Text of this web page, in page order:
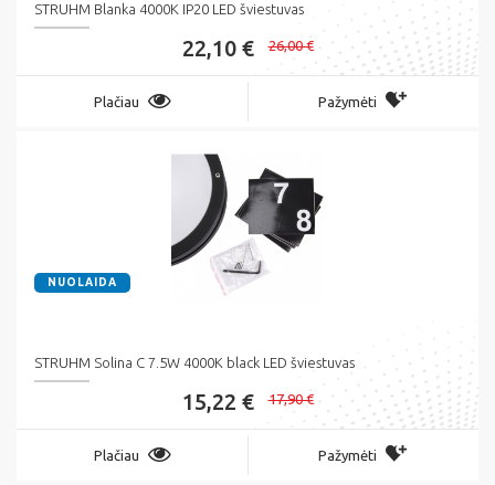
STRUHM Blanka 4000K IP20 LED šviestuvas
22,10 € 26,00 €
Plačiau Pažymėti
NUOLAIDA
STRUHM Solina C 7.5W 4000K black LED šviestuvas
15,22 € 17,90 €
Plačiau Pažymėti